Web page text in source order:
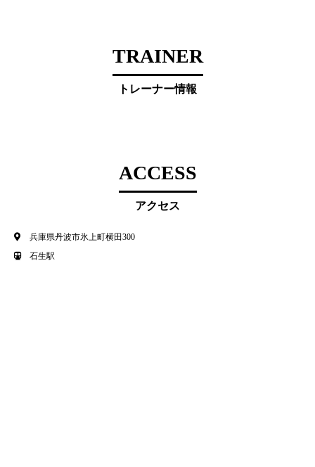
TRAINER
トレーナー情報
ACCESS
アクセス
兵庫県丹波市氷上町横田300
石生駅